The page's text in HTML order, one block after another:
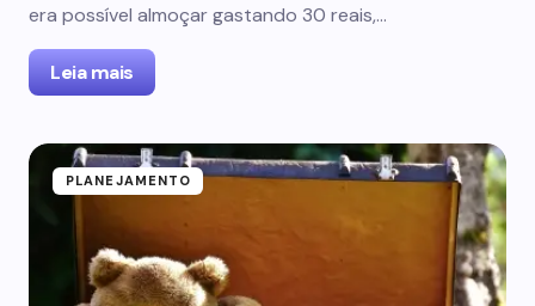
era possível almoçar gastando 30 reais,…
Leia mais
PLANEJAMENTO